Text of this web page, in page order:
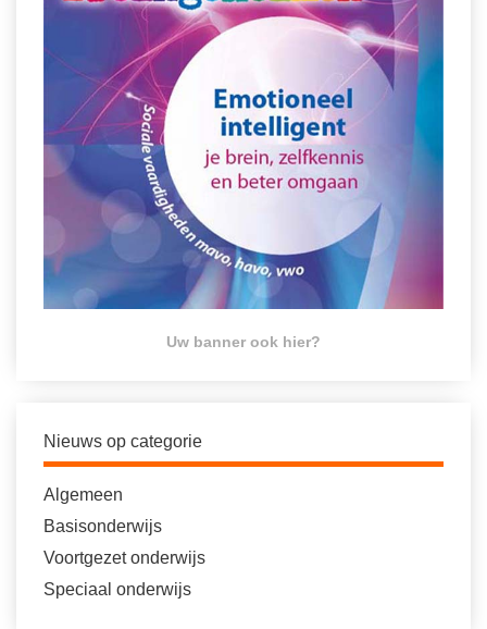
Uw banner ook hier?
Nieuws op categorie
Algemeen
Basisonderwijs
Voortgezet onderwijs
Speciaal onderwijs